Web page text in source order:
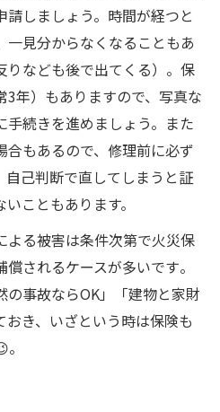
しましょう。時間が経つと
見分からなくなることもあ
りなども後で出てくる）​。保
3年）もありますので、写真な
手続きを進めましょう。また
もあるので、修理前に必ず
己判断で直してしまうと証
こともあります。
よる被害は条件次第で火災保
されるケースが多いです​。
の事故ならOK」「建物と家財
き、いざという時は保険も